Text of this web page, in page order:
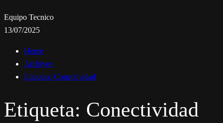
Equipo Tecnico
13/07/2025
Home
Archives
Etiqueta: Conectividad
Etiqueta: Conectividad